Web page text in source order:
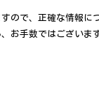
ので、正確な情報に
お手数ではございま